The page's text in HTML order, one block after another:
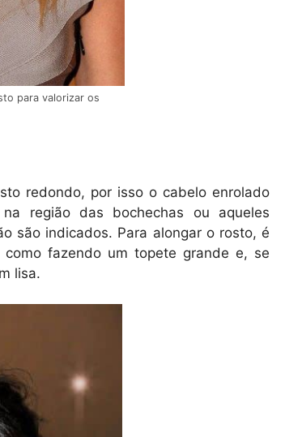
para valorizar os
redondo, por isso o cabelo enrolado
região das bochechas ou aqueles
são indicados. Para alongar o rosto, é
fazendo um topete grande e, se
lisa.